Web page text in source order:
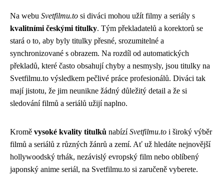
Na webu Svetfilmu.to si diváci mohou užít filmy a seriály s
kvalitními českými titulky. Tým překladatelů a korektorů se
stará o to, aby byly titulky přesné, srozumitelné a
synchronizované s obrazem. Na rozdíl od automatických
překladů, které často obsahují chyby a nesmysly, jsou titulky na
Svetfilmu.to výsledkem pečlivé práce profesionálů. Diváci tak
mají jistotu, že jim neunikne žádný důležitý detail a že si
sledování filmů a seriálů užijí naplno.
Kromě vysoké kvality titulků nabízíSvetfilmu.to i široký výběr
filmů a seriálů z různých žánrů a zemí. Ať už hledáte nejnovější
hollywoodský trhák, nezávislý evropský film nebo oblíbený
japonský anime seriál, na Svetfilmu.to si zaručeně vyberete.